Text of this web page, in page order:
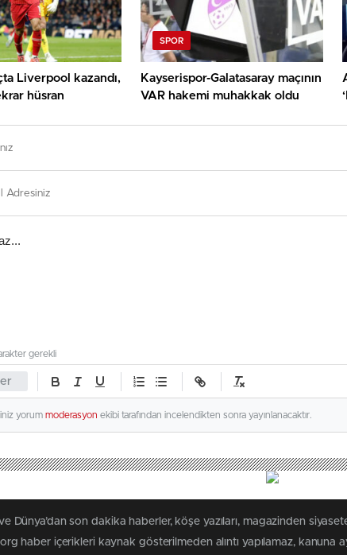
Liverpool kazandı,
hüsran
SPOR
Kayserispor-Galatasaray maçının
VAR hakemi muhakkak oldu
gerekli
yorum moderasyon ekibi tarafından incelendikten sonra yayınlanacaktır.
Dünya’dan son dakika haberler, köşe yazıları, magazinden
haber içerikleri kaynak gösterilmeden alıntı yapılamaz, kanuna